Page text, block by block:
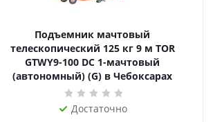
Подъемник мачтовый
телескопический 125 кг 9 м TOR
GTWY9-100 DC 1-мачтовый
(автономный) (G) в Чебоксарах
Достаточно